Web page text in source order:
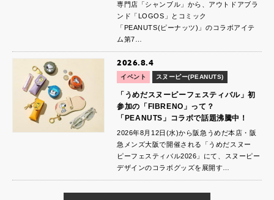
専門店「シャンブル」から、アウトドアブラ
ンド「LOGOS」とコミック
「PEANUTS(ピーナッツ)」のコラボアイテ
ム第7…
2026.8.4
イベント スヌーピー(PEANUTS)
「うめだスヌーピーフェスティバル」初
参加の「FIBRENO」って？
「PEANUTS」コラボで話題沸騰中！
2026年8月12日(水)から阪急うめだ本店・阪
急メンズ大阪で開催される「うめだスヌー
ピーフェスティバル2026」にて、スヌーピー
デザインのコラボグッズを展開す…